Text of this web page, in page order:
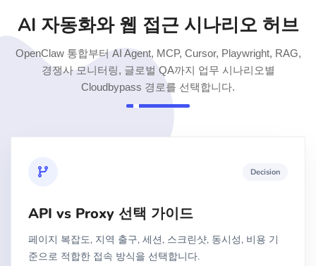
AI 자동화와 웹 접근 시나리오 허브
OpenClaw 통합부터 AI Agent, MCP, Cursor, Playwright, RAG,
경쟁사 모니터링, 글로벌 QA까지 업무 시나리오별
Cloudbypass 경로를 선택합니다.
Decision
API vs Proxy 선택 가이드
페이지 복잡도, 지역 출구, 세션, 스크린샷, 동시성, 비용 기
준으로 적합한 접속 방식을 선택합니다.